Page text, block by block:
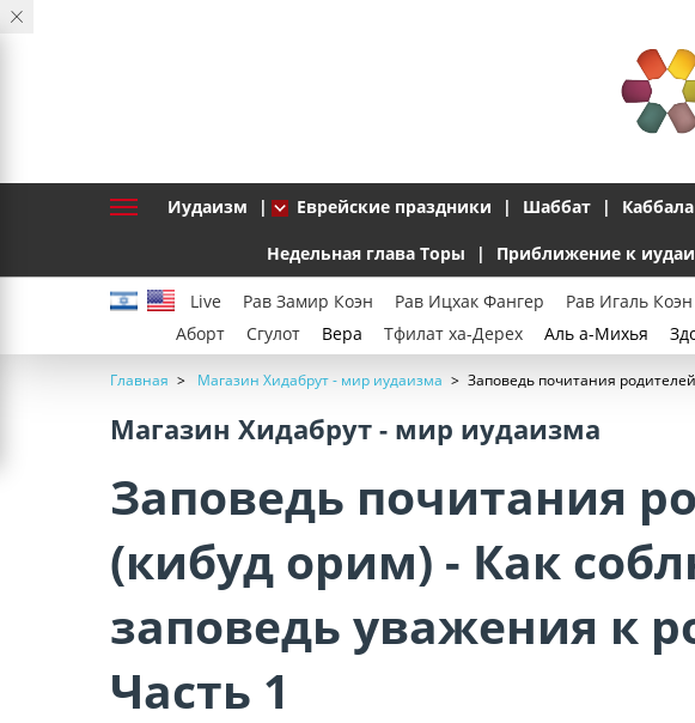
Иудаизм Еврейские праздники Шаббат Каббала
Недельная глава Торы Приближение к
Live Рав Замир Коэн Рав Ицхак Фангер Рав Игаль Коэн
Аборт
Сгулот Вера Тфилат ха-Дерех Аль а-Михья
Главная Магазин Хидабрут - мир иудаизма Заповедь почитания
Магазин Хидабрут - мир иудаизма
Заповедь почитания
(кибуд орим) - Как
заповедь уважения к
Часть 1